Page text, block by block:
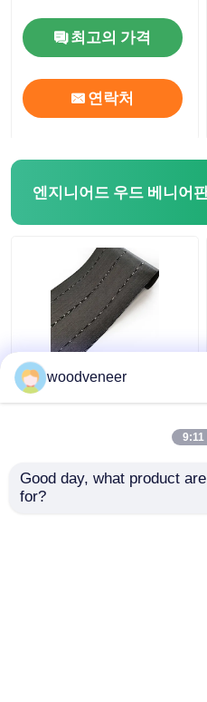
최고의 가격
연락처
엔지니어드 우드 베니어
방수 공학 목재 플레어
UV 코팅
woodveneer
9:11
Good day, what product
for?